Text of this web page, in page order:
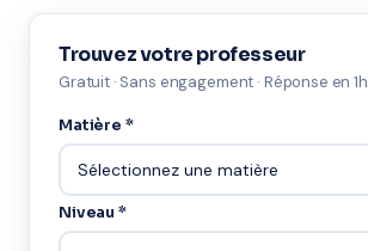
Trouvez votre professeur
Gratuit · Sans engagement · Réponse en 1h
Matière *
Niveau *